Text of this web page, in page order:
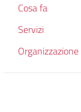
Cosa fa
Servizi